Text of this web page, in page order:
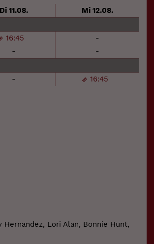
Di 11.08. Mi 12.08.
16:45
-
- -
- 16:45
Hernandez, Lori Alan, Bonnie Hunt,